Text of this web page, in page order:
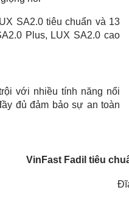
SA2.0 tiêu chuẩn và 13
Plus, LUX SA2.0 cao
với nhiều tính năng nổi
đủ đảm bảo sự an toàn
VinFast Fadil tiêu